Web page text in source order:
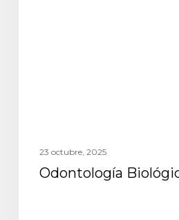
23 octubre, 2025
Odontología